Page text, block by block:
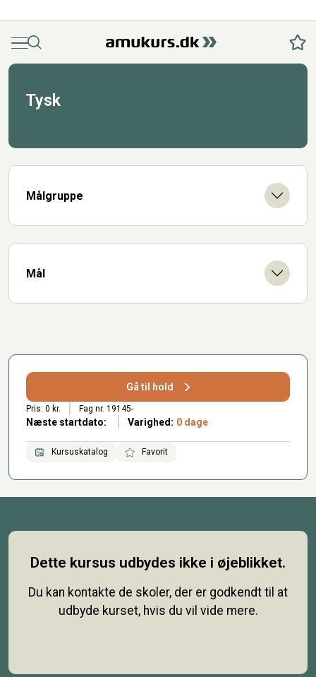
MenuSøg
Tysk
Målgruppe
Mål
Gå til hold
Pris: 0 kr. Fag nr. 19145-
Næste startdato: Varighed: 0 dage
Kursuskatalog Favorit
Dette kursus udbydes ikke i øjeblikket.
Du kan kontakte de skoler, der er godkendt til at
udbyde kurset, hvis du vil vide mere.